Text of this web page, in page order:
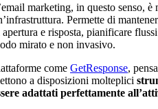
marketing, in questo senso,
Permette di
apertura e risposta, pianificare
mirato e non invasivo.
come GetResponse,
a disposizioni molteplici
adattati perfettamente